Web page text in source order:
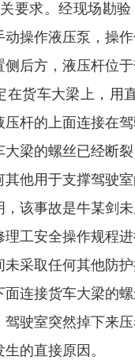
要求。经现场勘
动操作液压泵，操
后方，液压杆位于
在货车大梁上，用
杆的上面连接在驾
大梁的螺丝已经断
其他用于支撑驾驶
，该事故是牛某剑
工安全操作规程进
未采取任何其他防
面连接货车大梁的
驾驶室突然掉下来
的直接原因。